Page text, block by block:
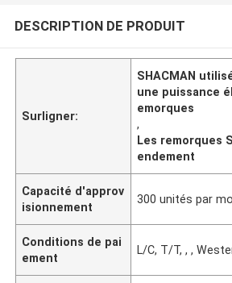
DESCRIPTION DE PRODUIT
Surligner:
SHACMAN
une puissance
emorques
,
Les remorques
endement
Capacité d'approv
isionnement
300 unités par
Conditions de pai
ement
L/C, T/T, , ,